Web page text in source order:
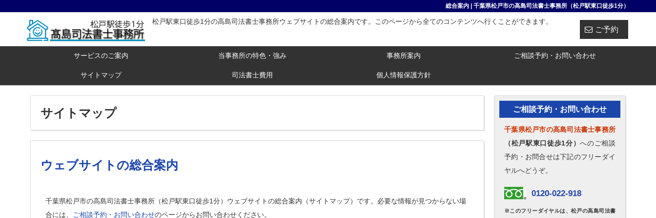
総合案内 | 千葉県松戸市の高島司法書士事務所（松戸駅東口徒歩1分）
松戸駅東口徒歩1分の高島司法書士事務所ウェブサイトの総合案内です。このページから全てのコンテンツへ行くことができます。
ご予約
サービスのご案内 当事務所の特色・強み 事務所案内 ご相談予約・お問い合わせ
サイトマップ 司法書士費用 個人情報保護方針
サイトマップ
ウェブサイトの総合案内
千葉県松戸市の高島司法書士事務所（松戸駅東口徒歩1分）ウェブサイトの総合案内（サイトマップ）です。必要な情報が見つからない場
合には、
ご相談予約・お問い合わせのページからお問い合わせください。
ご相談予約・お問い合わせ
千葉県松戸市の高島司法書士事務所
（松戸駅東口徒歩1分）へのご相談
予約・お問合せは下記のフリーダイ
ヤルへどうぞ。
0120-022-918
※このフリーダイヤルは、松戸の高島司法書